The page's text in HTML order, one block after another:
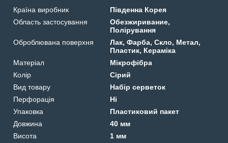
Країна виробник
Південна Корея
Область застосування
Обезжиривание,
Полірування
Оброблювана поверхня
Лак, Фарба, Скло, Метал,
Пластик, Кераміка
Матеріал
Мікрофібра
Колір
Сірий
Вид товару
Набір серветок
Перфорація
Ні
Упаковка
Пластиковий пакет
Довжина
40 мм
Висота
1 мм